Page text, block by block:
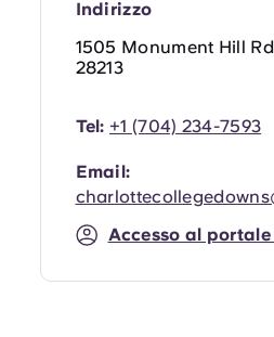
Indirizzo
1505 Monument Hill
28213
Tel: +1 (704) 234-7593
Email:
Accesso al